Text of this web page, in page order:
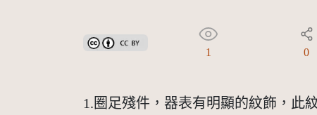
創用CC姓名標示 3.0 台灣及其後版本(CC BY 3.0 TW +)
1 0
1.圈足殘件，器表有明顯的紋飾，此